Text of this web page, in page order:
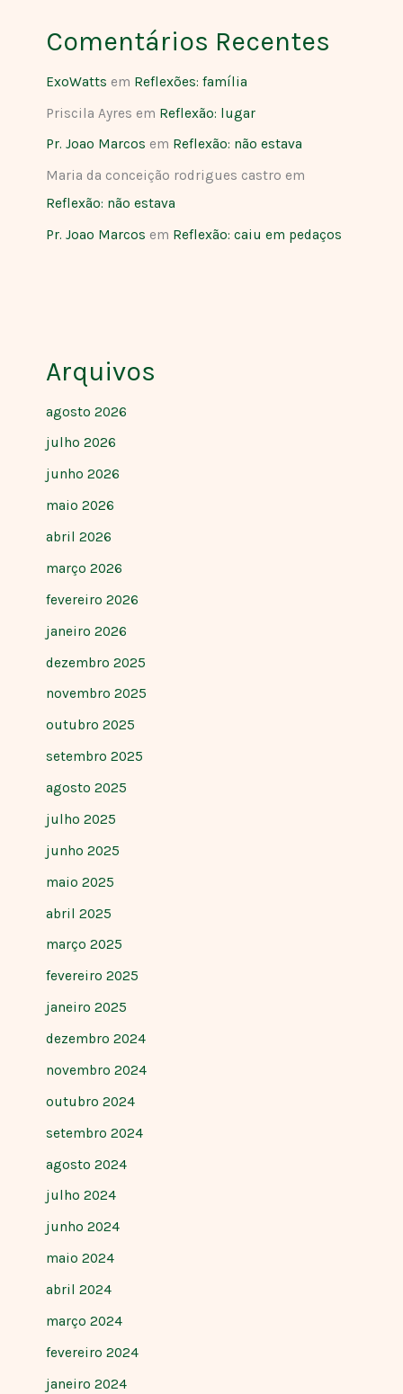
Comentários Recentes
ExoWatts em Reflexões: família
Priscila Ayres em Reflexão: lugar
Pr. Joao Marcos em Reflexão: não estava
Maria da conceição rodrigues castro em
Reflexão: não estava
Pr. Joao Marcos em Reflexão: caiu em pedaços
Arquivos
agosto 2026
julho 2026
junho 2026
maio 2026
abril 2026
março 2026
fevereiro 2026
janeiro 2026
dezembro 2025
novembro 2025
outubro 2025
setembro 2025
agosto 2025
julho 2025
junho 2025
maio 2025
abril 2025
março 2025
fevereiro 2025
janeiro 2025
dezembro 2024
novembro 2024
outubro 2024
setembro 2024
agosto 2024
julho 2024
junho 2024
maio 2024
abril 2024
março 2024
fevereiro 2024
janeiro 2024